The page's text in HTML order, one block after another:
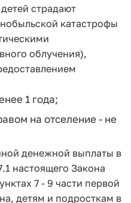
страдают
катастрофы
облучения),
1 года;
на отселение - не
денежной выплаты в
настоящего Закона
7 - 9 части первой
детям и подросткам в